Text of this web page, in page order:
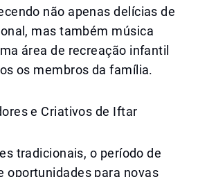
não apenas delícias de
mas também música
área de recreação infantil
os membros da família.
e Criativos de Iftar
tradicionais, o período de
oportunidades para novas